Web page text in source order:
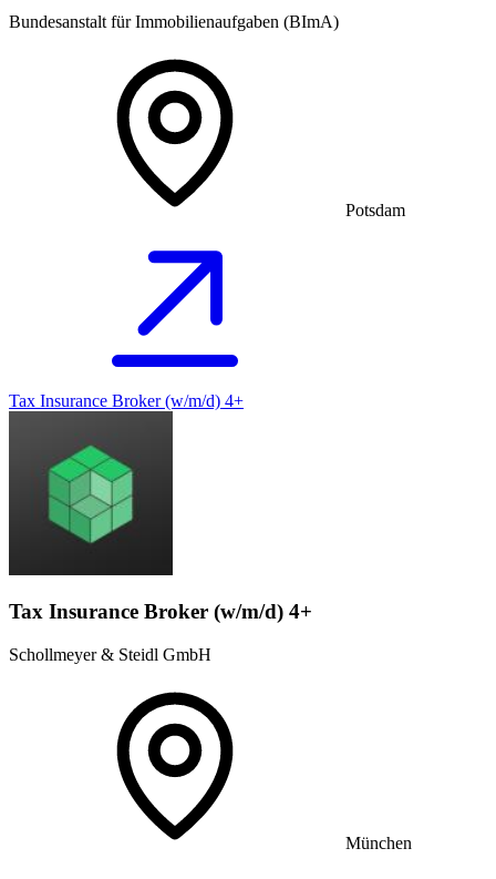
Bundesanstalt für Immobilienaufgaben (BImA)
Potsdam
Tax Insurance Broker (w/m/d) 4+
Tax Insurance Broker (w/m/d) 4+
Schollmeyer & Steidl GmbH
München